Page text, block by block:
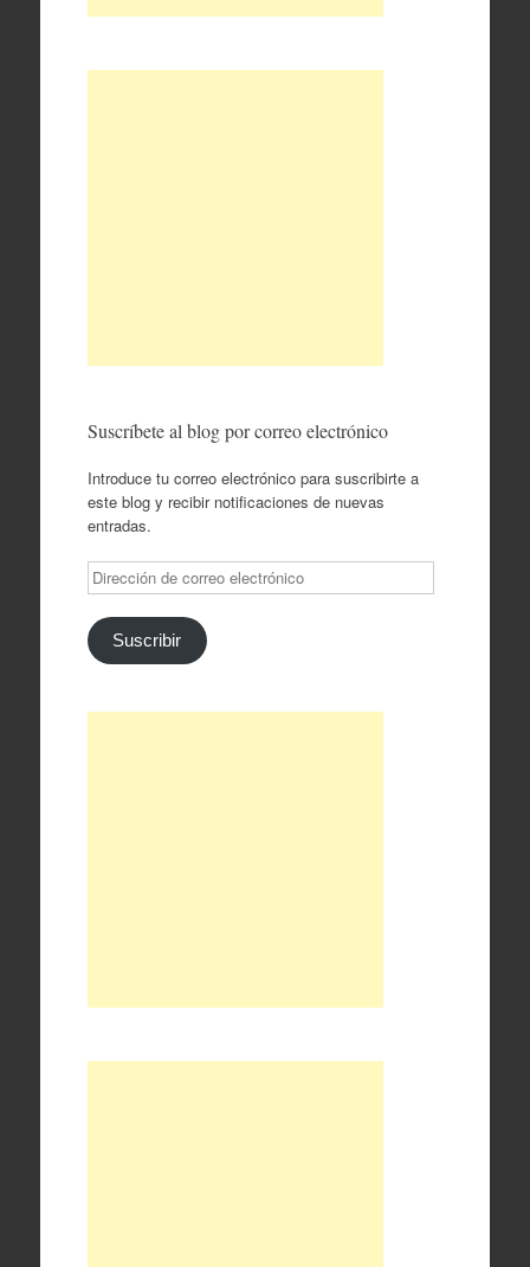
Suscríbete al blog por correo electrónico
Introduce tu correo electrónico para suscribirte a
este blog y recibir notificaciones de nuevas
entradas.
Dirección
de
correo
electrónico
Suscribir